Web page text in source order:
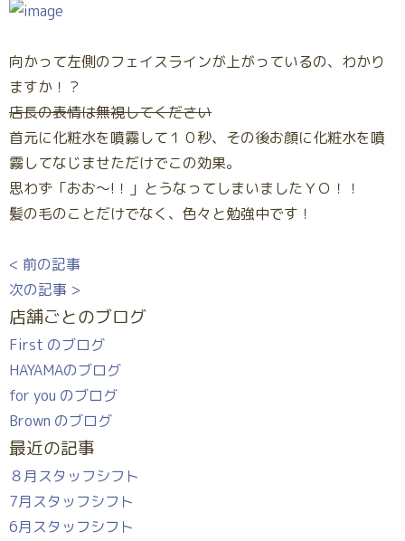
向かって左側のフェイスラインが上がっているの、わかり
ますか！？
店長の表情は無視してください
首元に化粧水を噴霧して１０秒、その後お顔に化粧水を噴
霧してなじませただけでこの効果。
思わず「おお～!！」とうなってしまいましたＹＯ！！
髪の毛のことだけでなく、色々と勉強中です！
< 前の記事
次の記事 >
店舗ごとのブログ
First のブログ
HAYAMAのブログ
for you のブログ
Brown のブログ
最近の記事
８月スタッフシフト
7月スタッフシフト
6月スタッフシフト